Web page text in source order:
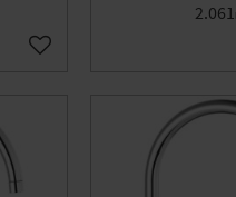
Gem som favorit
2.061